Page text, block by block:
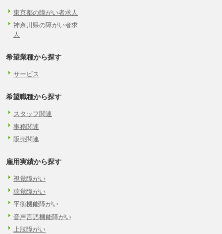
東京都の障がい者求人
神奈川県の障がい者求
人
希望業種から探す
サービス
希望職種から探す
スタッフ関連
事務関連
販売関連
雇用実績から探す
視覚障がい
聴覚障がい
平衡機能障がい
音声言語機能障がい
上肢障がい